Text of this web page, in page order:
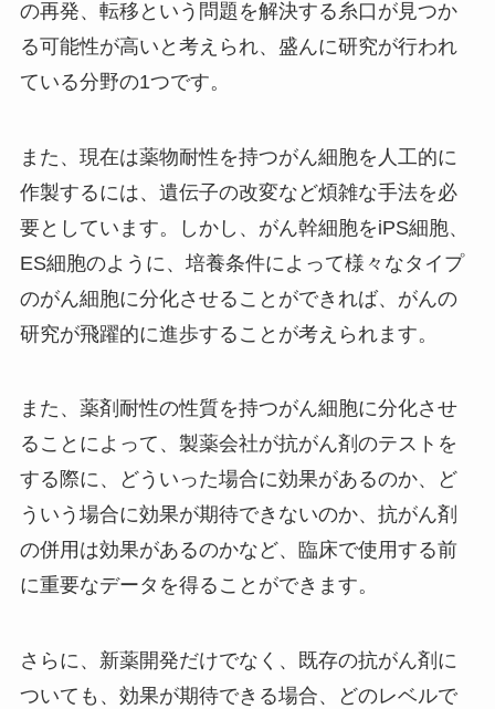
の再発、転移という問題を解決する糸口が見つか
る可能性が高いと考えられ、盛んに研究が行われ
ている分野の1つです。
また、現在は薬物耐性を持つがん細胞を人工的に
作製するには、遺伝子の改変など煩雑な手法を必
要としています。しかし、がん幹細胞をiPS細胞、
ES細胞のように、培養条件によって様々なタイプ
のがん細胞に分化させることができれば、がんの
研究が飛躍的に進歩することが考えられます。
また、薬剤耐性の性質を持つがん細胞に分化させ
ることによって、製薬会社が抗がん剤のテストを
する際に、どういった場合に効果があるのか、ど
ういう場合に効果が期待できないのか、抗がん剤
の併用は効果があるのかなど、臨床で使用する前
に重要なデータを得ることができます。
さらに、新薬開発だけでなく、既存の抗がん剤に
ついても、効果が期待できる場合、どのレベルで